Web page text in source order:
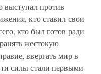
выступал против
кто ставил свои
кто был готов ради
жестокую
ввергать мир в
силы стали первыми